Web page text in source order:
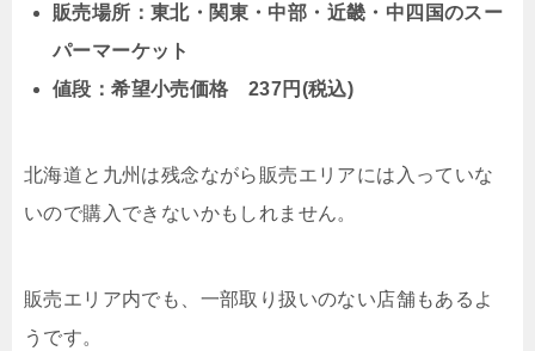
販売場所：東北・関東・中部・近畿・中四国のスー
パーマーケット
値段：希望小売価格 237円(税込)
北海道と九州は残念ながら販売エリアには入っていな
いので購入できないかもしれません。
販売エリア内でも、一部取り扱いのない店舗もあるよ
うです。